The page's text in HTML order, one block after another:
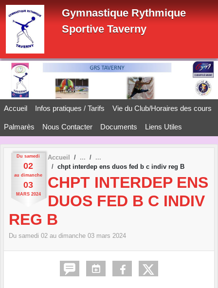
Gymnastique Rythmique
Sportive Taverny
Accueil Infos pratiques / Tarifs Vie du Club/Horaires des cours
Palmarès Nous Contacter Documents Liens Utiles
Du samedi
02
au dimanche
03
MARS 2024
Accueil
chpt interdep ens duos fed b c indiv reg B
CHPT INTERDEP ENS
DUOS FED B C INDIV
REG B
Du samedi 02 au dimanche 03 mars 2024
Panneau de gestion des cookies